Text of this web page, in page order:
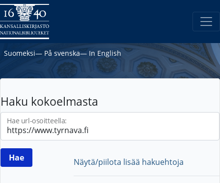
Suomeksi― På svenska― In English
Haku kokoelmasta
Hae url-osoitteella:
Näytä/piilota lisää hakuehtoja